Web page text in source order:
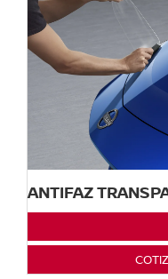
ANTIFAZ